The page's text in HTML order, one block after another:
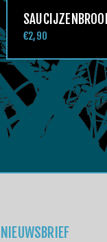
€2,90
NIEUWSBRIEF